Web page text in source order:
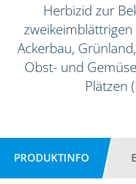
Herbizid zur
Ackerbau,
Obst- und
Plätzen
PRODUKTINFO